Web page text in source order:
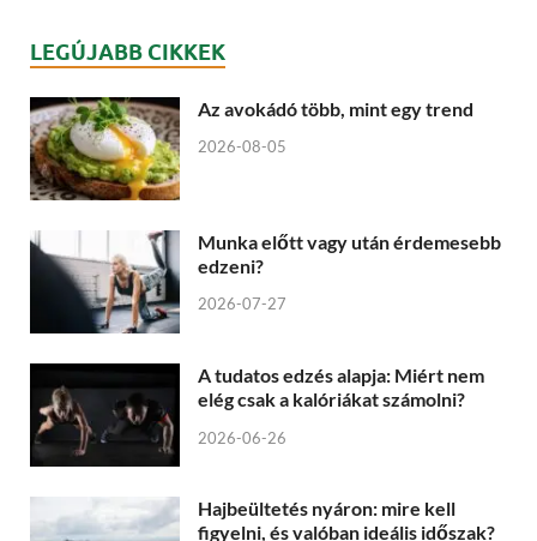
LEGÚJABB CIKKEK
Az avokádó több, mint egy trend
2026-08-05
Munka előtt vagy után érdemesebb
edzeni?
2026-07-27
A tudatos edzés alapja: Miért nem
elég csak a kalóriákat számolni?
2026-06-26
Hajbeültetés nyáron: mire kell
figyelni, és valóban ideális időszak?